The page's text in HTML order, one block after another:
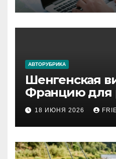
АВТОРУБРИКА
Шенгенская
Францию для
2026 году:
и список
документов
18 ИЮНЯ 2026